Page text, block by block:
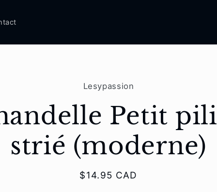
Lesypassion
Petit
strié (moderne)
Prix
$14.95 CAD